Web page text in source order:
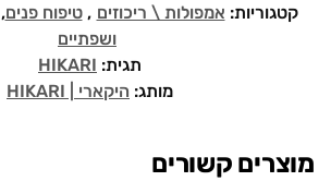
קטגוריות: אמפולות \ ריכוזים ,טיפוח פנים,
ושפתיים
תגית: HIKARI
מותג: היקארי | HIKARI
מוצרים קשורים